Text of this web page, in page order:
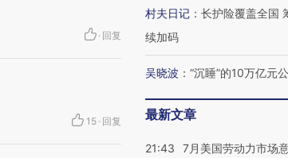
· 回复
15 · 回复
村夫日记 ： 长护险覆盖全国
续加码
吴晓波 ： “沉睡”的10万亿元
最新文章
21:43
7月美国劳动力市场